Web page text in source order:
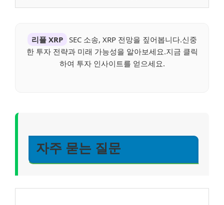
리플 XRP
SEC 소송, XRP 전망을 짚어봅니다.신중
한 투자 전략과 미래 가능성을 알아보세요.지금 클릭
하여 투자 인사이트를 얻으세요.
자주 묻는 질문